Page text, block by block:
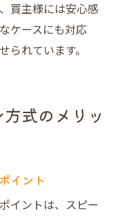
買主様には安心感
ケースにも対応
られています。
式のメリッ
イント
イントは、スピー